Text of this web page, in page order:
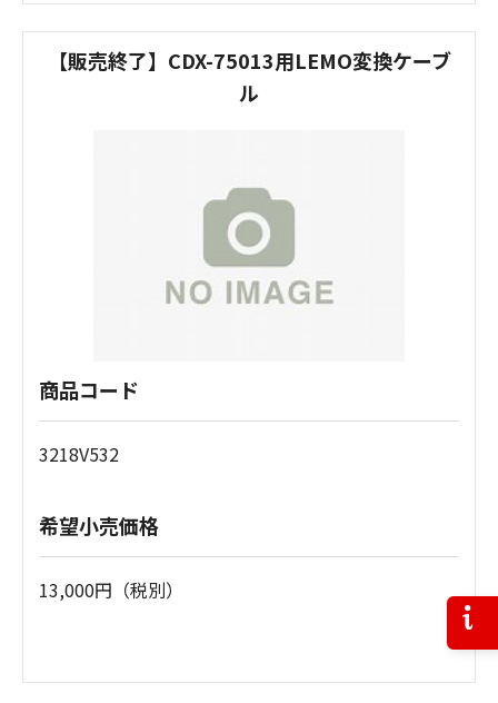
お
【販売終了】CDX-75013用LEMO変換ケーブ
ル
商品コード
3218V532
希望小売価格
13,000円（税別）